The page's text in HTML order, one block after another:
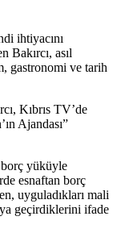
ihtiyacını
Bakırcı, asıl
gastronomi ve tarih
Kıbrıs TV’de
Ajandası”
yüküyle
esnaftan borç
uyguladıkları mali
geçirdiklerini ifade